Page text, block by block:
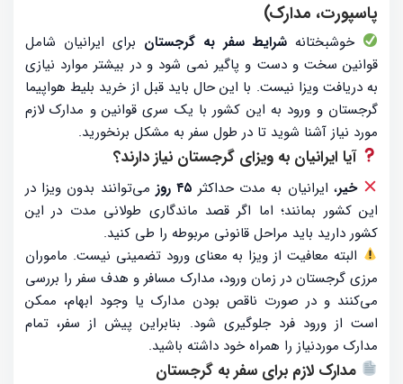
پاسپورت، مدارک)
خوشبختانهشرایط سفر به گرجستان برای ایرانیان شامل
قوانین سخت و دست و پاگیر نمی شود و در بیشتر موارد نیازی
به دریافت ویزا نیست. با این حال باید قبل از خرید بلیط هواپیما
گرجستان و ورود به این کشور با یک سری قوانین و مدارک لازم
مورد نیاز آشنا شوید تا در طول سفر به مشکل برنخورید.
آیا ایرانیان به ویزای گرجستان نیاز دارند؟
خیر، ایرانیان به مدت حداکثر ۴۵ روز
می‌توانند بدون ویزا در
این کشور بمانند؛ اما اگر قصد ماندگاری طولانی مدت در این
کشور دارید باید مراحل قانونی مربوطه را طی کنید.
البته معافیت از ویزا به معنای ورود تضمینی نیست. ماموران
مرزی گرجستان در زمان ورود، مدارک مسافر و هدف سفر را بررسی
می‌کنند و در صورت ناقص بودن مدارک یا وجود ابهام، ممکن
است از ورود فرد جلوگیری شود. بنابراین پیش از سفر، تمام
مدارک موردنیاز را همراه خود داشته باشید.
مدارک لازم برای سفر به گرجستان